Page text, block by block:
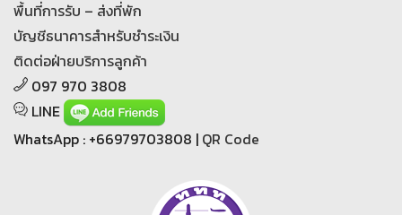
พื้นที่การรับ – ส่งที่พัก
บัญชีธนาคารสำหรับชำระเงิน
ติดต่อฝ่ายบริการลูกค้า
097 970 3808
LINE
WhatsApp : +66979703808 | QR Code